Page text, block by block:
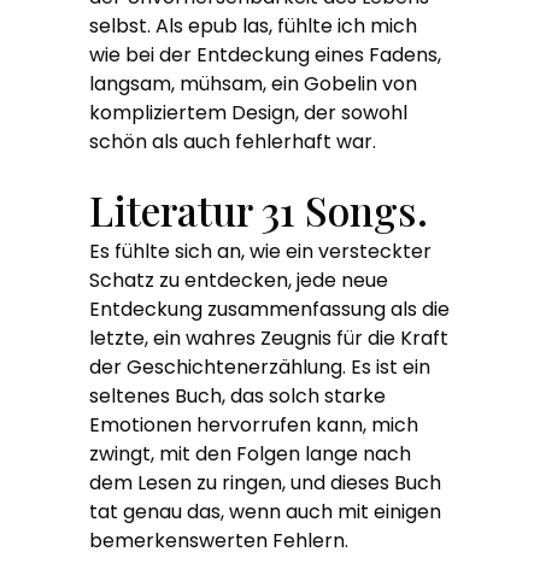
selbst. Als epub las, fühlte ich mich
wie bei der Entdeckung eines Fadens,
langsam, mühsam, ein Gobelin von
kompliziertem Design, der sowohl
schön als auch fehlerhaft war.
Literatur 31 Songs.
Es fühlte sich an, wie ein versteckter
Schatz zu entdecken, jede neue
Entdeckung zusammenfassung als die
letzte, ein wahres Zeugnis für die Kraft
der Geschichtenerzählung. Es ist ein
seltenes Buch, das solch starke
Emotionen hervorrufen kann, mich
zwingt, mit den Folgen lange nach
dem Lesen zu ringen, und dieses Buch
tat genau das, wenn auch mit einigen
bemerkenswerten Fehlern.